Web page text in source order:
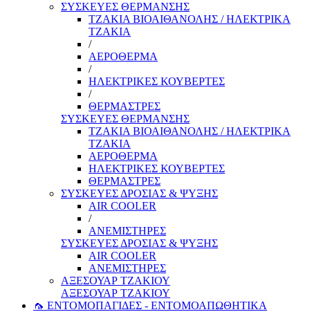
ΣΥΣΚΕΥΕΣ ΘΕΡΜΑΝΣΗΣ
ΤΖΑΚΙΑ ΒΙΟΑΙΘΑΝΟΛΗΣ / ΗΛΕΚΤΡΙΚΑ
ΤΖΑΚΙΑ
/
ΑΕΡΟΘΕΡΜΑ
/
ΗΛΕΚΤΡΙΚΕΣ ΚΟΥΒΕΡΤΕΣ
/
ΘΕΡΜΑΣΤΡΕΣ
ΣΥΣΚΕΥΕΣ ΘΕΡΜΑΝΣΗΣ
ΤΖΑΚΙΑ ΒΙΟΑΙΘΑΝΟΛΗΣ / ΗΛΕΚΤΡΙΚΑ
ΤΖΑΚΙΑ
ΑΕΡΟΘΕΡΜΑ
ΗΛΕΚΤΡΙΚΕΣ ΚΟΥΒΕΡΤΕΣ
ΘΕΡΜΑΣΤΡΕΣ
ΣΥΣΚΕΥΕΣ ΔΡΟΣΙΑΣ & ΨΥΞΗΣ
AIR COOLER
/
ΑΝΕΜΙΣΤΗΡΕΣ
ΣΥΣΚΕΥΕΣ ΔΡΟΣΙΑΣ & ΨΥΞΗΣ
AIR COOLER
ΑΝΕΜΙΣΤΗΡΕΣ
ΑΞΕΣΟΥΑΡ ΤΖΑΚΙΟΥ
ΑΞΕΣΟΥΑΡ ΤΖΑΚΙΟΥ
🦟 ΕΝΤΟΜΟΠΑΓΙΔΕΣ - ΕΝΤΟΜΟΑΠΩΘΗΤΙΚΑ